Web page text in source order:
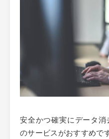
安全かつ確実にデータ
のサービスがおすすめで